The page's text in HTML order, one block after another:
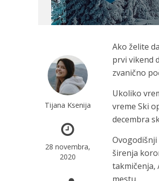
Tijana Ksenija
28 novembra,
2020
Ako želite
prvi vikend
zvanično
Ukoliko
vreme Ski
decembra
širenja
takmičenja,